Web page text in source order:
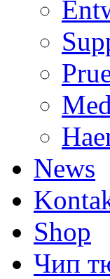
News
Shop
Чип